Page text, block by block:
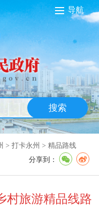
导航
搜索
> 打卡永州 > 精品路线
分享到：
村旅游精品线路